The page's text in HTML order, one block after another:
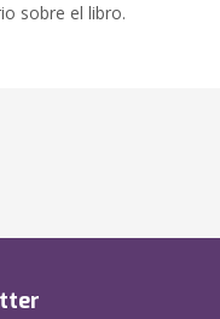
sobre el libro.